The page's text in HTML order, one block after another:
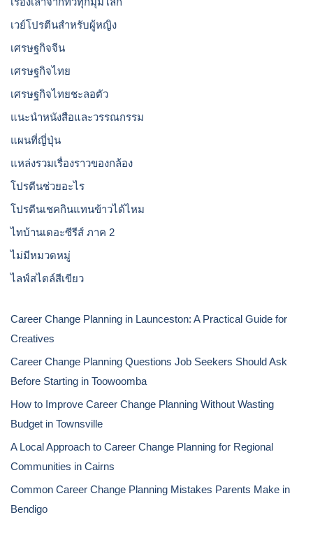
เวย์โปรตีนสำหรับผู้หญิง
เศรษฐกิจจีน
เศรษฐกิจไทย
เศรษฐกิจไทยชะลอตัว
แนะนำหนังสือและวรรณกรรม
แผนที่ญี่ปุ่น
แหล่งรวมเรื่องราวของกล้อง
โปรตีนช่วยอะไร
โปรตีนเชคกินแทนข้าวได้ไหม
ไทบ้านเดอะซีรีส์ ภาค 2
ไม่มีหมวดหมู่
ไลฟ์สไตล์สีเขียว
Career Change Planning in Launceston: A Practical Guide for
Creatives
Career Change Planning Questions Job Seekers Should Ask
Before Starting in Toowoomba
How to Improve Career Change Planning Without Wasting
Budget in Townsville
A Local Approach to Career Change Planning for Regional
Communities in Cairns
Common Career Change Planning Mistakes Parents Make in
Bendigo